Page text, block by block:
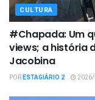
CULTURA
#Chapada: Um
views; a história
Jacobina
PORESTAGIÁRIO 2